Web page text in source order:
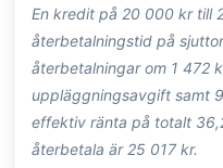
En kredit på 20 000 kr till
återbetalningstid på
återbetalningar om 1 472
uppläggningsavgift samt
effektiv ränta på totalt
återbetala är 25 017 kr.